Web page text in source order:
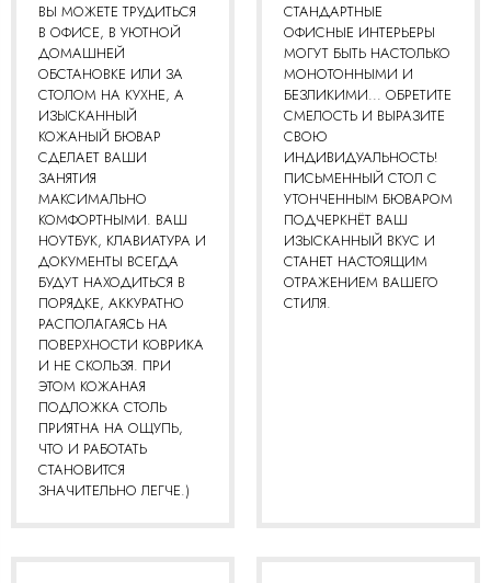
ВЫ МОЖЕТЕ ТРУДИТЬСЯ
В ОФИСЕ, В УЮТНОЙ
ДОМАШНЕЙ
ОБСТАНОВКЕ ИЛИ ЗА
СТОЛОМ НА КУХНЕ, А
ИЗЫСКАННЫЙ
КОЖАНЫЙ БЮВАР
СДЕЛАЕТ ВАШИ
ЗАНЯТИЯ
МАКСИМАЛЬНО
КОМФОРТНЫМИ. ВАШ
НОУТБУК, КЛАВИАТУРА И
ДОКУМЕНТЫ ВСЕГДА
БУДУТ НАХОДИТЬСЯ В
ПОРЯДКЕ, АККУРАТНО
РАСПОЛАГАЯСЬ НА
ПОВЕРХНОСТИ КОВРИКА
И НЕ СКОЛЬЗЯ. ПРИ
ЭТОМ КОЖАНАЯ
ПОДЛОЖКА СТОЛЬ
ПРИЯТНА НА ОЩУПЬ,
ЧТО И РАБОТАТЬ
СТАНОВИТСЯ
ЗНАЧИТЕЛЬНО ЛЕГЧЕ.)
СТАНДАРТНЫЕ
ОФИСНЫЕ ИНТЕРЬЕРЫ
МОГУТ БЫТЬ НАСТОЛЬКО
МОНОТОННЫМИ И
БЕЗЛИКИМИ... ОБРЕТИТЕ
СМЕЛОСТЬ И ВЫРАЗИТЕ
СВОЮ
ИНДИВИДУАЛЬНОСТЬ!
ПИСЬМЕННЫЙ СТОЛ С
УТОНЧЕННЫМ БЮВАРОМ
ПОДЧЕРКНЁТ ВАШ
ИЗЫСКАННЫЙ ВКУС И
СТАНЕТ НАСТОЯЩИМ
ОТРАЖЕНИЕМ ВАШЕГО
СТИЛЯ.